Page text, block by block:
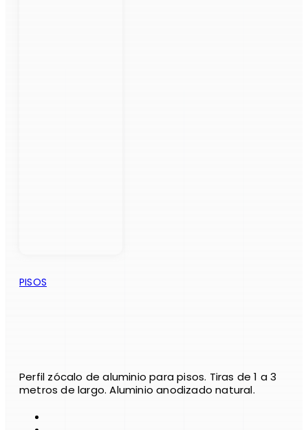
PISOS
Perfil zócalo de aluminio para pisos. Tiras de 1 a 3
metros de largo. Aluminio anodizado natural.